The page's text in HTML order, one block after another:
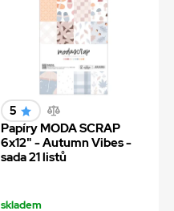
5
Papíry MODA SCRAP
6x12" - Autumn Vibes -
sada 21 listů
skladem